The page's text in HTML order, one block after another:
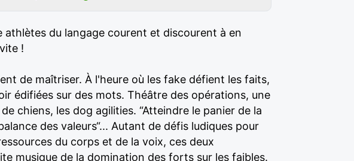
athlètes du langage courent et discourent à en
!
de maîtriser. À l'heure où les fake défient les faits,
édifiées sur des mots. Théâtre des opérations, une
chiens, les dog agilities. “Atteindre le panier de la
des valeurs“... Autant de défis ludiques pour
du corps et de la voix, ces deux
musique de la domination des forts sur les faibles.